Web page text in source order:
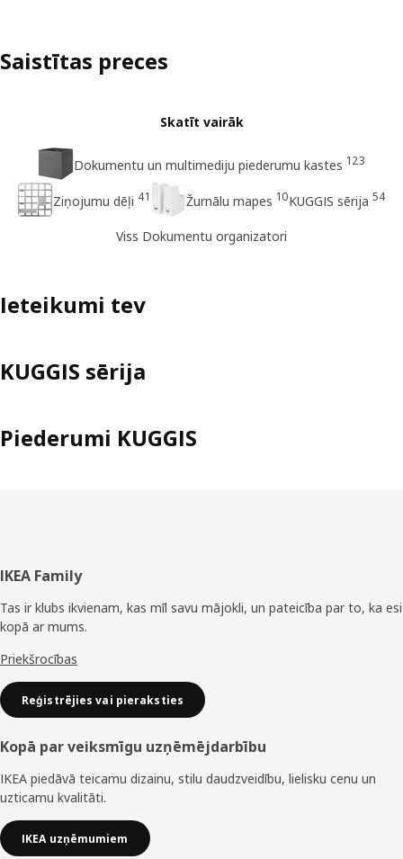
Saistītas preces
Skatīt vairāk
Dokumentu un multimediju piederumu kastes 123
Ziņojumu dēļi 41 Žurnālu mapes 10KUGGIS sērija 54
Viss Dokumentu organizatori
Ieteikumi tev
KUGGIS sērija
Piederumi KUGGIS
Kājene
IKEA Family
Tas ir klubs ikvienam, kas mīl savu mājokli, un pateicība par to, ka esi
kopā ar mums.
Priekšrocības
Reģistrējies vai pieraksties
Kopā par veiksmīgu uzņēmējdarbību
IKEA piedāvā teicamu dizainu, stilu daudzveidību, lielisku cenu un
uzticamu kvalitāti.
IKEA uzņēmumiem